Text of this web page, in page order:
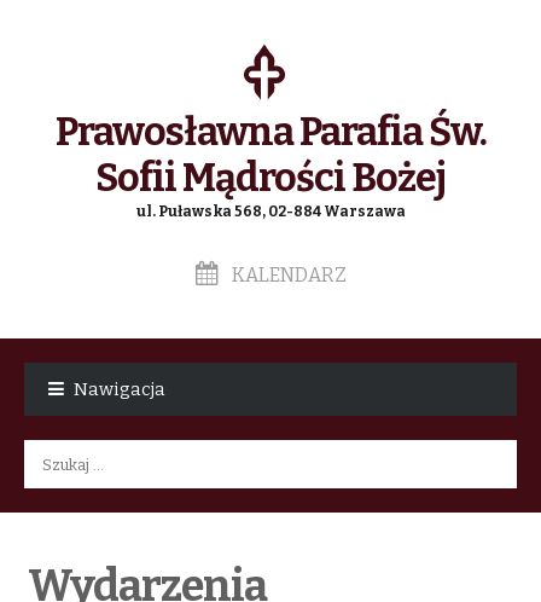
Prawosławna Parafia Św.
Sofii Mądrości Bożej
ul. Puławska 568, 02-884 Warszawa
KALENDARZ
Nawigacja
Szukaj:
Wydarzenia